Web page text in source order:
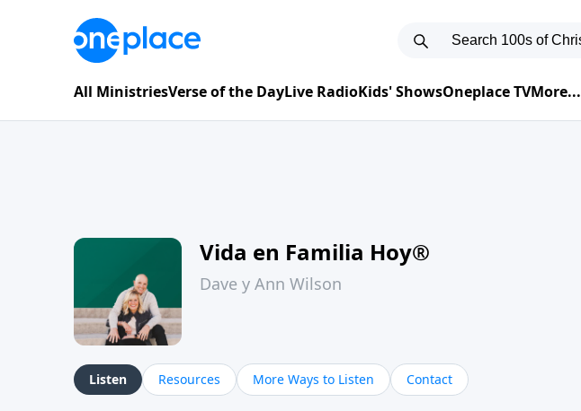
All MinistriesVerse of the DayLive RadioKids' ShowsOneplace TVMore...
Vida en Familia Hoy®
Dave y Ann Wilson
Listen Resources More Ways to Listen Contact